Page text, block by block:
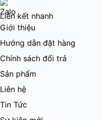
Liên kết nhanh
Giới thiệu
Hướng dẫn đặt hàng
Chính sách đổi trả
Sản phẩm
Liên hệ
Tin Tức